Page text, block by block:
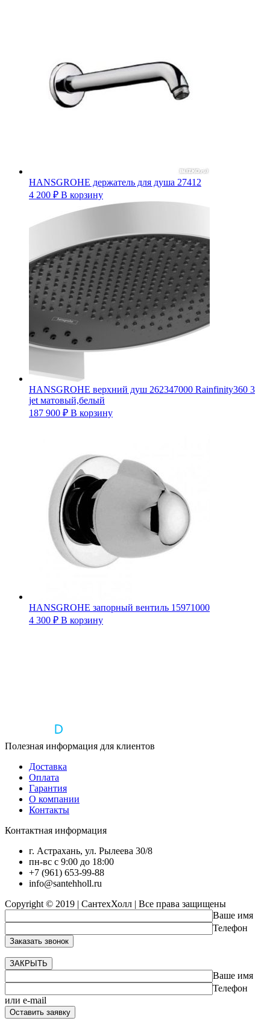
HANSGROHE держатель для душа 27412
4 200 ₽ В корзину
HANSGROHE верхний душ 262347000 Rainfinity360 3
jet матовый,белый
187 900 ₽ В корзину
HANSGROHE запорный вентиль 15971000
4 300 ₽ В корзину
Полезная информация для клиентов
Доставка
Оплата
Гарантия
О компании
Контакты
Контактная информация
г. Астрахань, ул. Рылеева 30/8
пн-вс с 9:00 до 18:00
+7 (961) 653-99-88
info@santehholl.ru
Copyright © 2019 | СантехХолл | Все права защищены
Ваше имя
Телефон
ЗАКРЫТЬ
Ваше имя
Телефон
или e-mail